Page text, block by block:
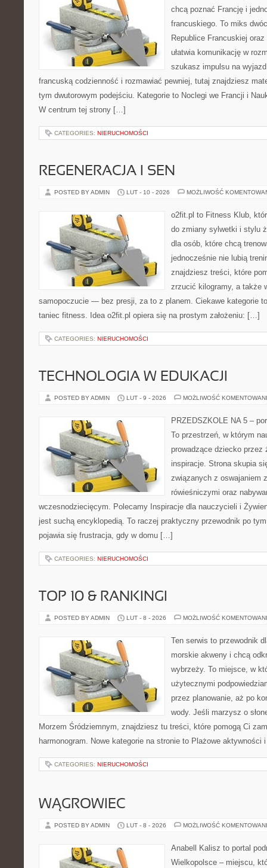
chcą poznać Francję i
francuskiego. To miks
Republice Francuskiej
ułatwia komunikację w
szukasz impulsu na
francuską codzienność i rozmawiać pewniej, tutaj znajdziesz
tym dwutorowym podejściu. Kategorie to Noclegi we Francji i
W centrum tej strony […]
CATEGORIES: NIERUCHOMOŚCI
REGENERACJA I SEN
POSTED BY ADMIN LUT - 10 - 2026 MOŻLIWOŚĆ
o2fit.pl to Fitness Klub,
do zmiany sylwetki i stylu
dla osób, które chcą
jednocześnie nie lubią
znajdziesz treści, które
zrzucić kilogramy, a także
samopoczucie — bez presji, za to z planem. Ciekawe kategorie
taniec fitness. Idea o2fit.pl opiera się na prostym założeniu: […]
CATEGORIES: NIERUCHOMOŚCI
TECHNOLOGIA W EDUKACJI
POSTED BY ADMIN LUT - 9 - 2026 MOŻLIWOŚĆ
PRZEDSZKOLE NA 5 –
To przestrzeń, w którym
prowadzące dziecko przez
inspiracje. Strona skupia
związanych z oswajaniem
rówieśniczymi oraz
wczesnodziecięcym. Polecamy Inspiracje dla nauczycieli i
jest suchą encyklopedią. To raczej praktyczny przewodnik po
pojawia się frustracja, gdy w domu […]
CATEGORIES: NIERUCHOMOŚCI
TOP 10 & RANKINGI
POSTED BY ADMIN LUT - 8 - 2026 MOŻLIWOŚĆ
Ten serwis to przewodnik
morskie akweny i chcą
wybrzeży. To miejsce, w
użytecznymi
przez planowanie, aż po
wody. Jeśli marzysz o
Morzem Śródziemnym, znajdziesz tu treści, które pomogą Ci
harmonogram. Nowe kategorie na stronie to Plażowe
CATEGORIES: NIERUCHOMOŚCI
WĄGROWIEC
POSTED BY ADMIN LUT - 8 - 2026 MOŻLIWOŚĆ
Anabell Kalisz to portal
Wielkopolsce – miejscu,